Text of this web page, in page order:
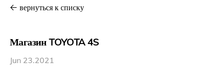
вернуться к списку
Магазин TOYOTA 4S
Jun 23.2021